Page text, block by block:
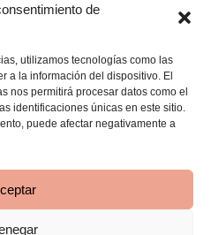
de
utilizamos tecnologías como las
a la información del dispositivo. El
nos permitirá procesar datos como el
identificaciones únicas en este sitio.
puede afectar negativamente a